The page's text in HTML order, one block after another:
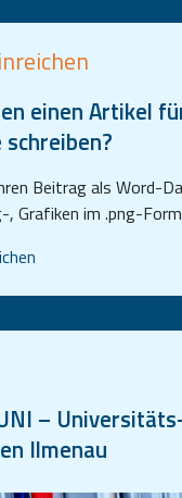
einen Artikel
Beitrag als Word-
, Grafiken im .png-
–
Ilmenau